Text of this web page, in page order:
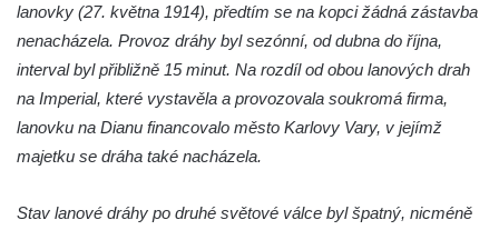
lanovky (27. května 1914), předtím se na kopci žádná zástavba
nenacházela. Provoz dráhy byl sezónní, od dubna do října,
interval byl přibližně 15 minut. Na rozdíl od obou lanových drah
na Imperial, které vystavěla a provozovala soukromá firma,
lanovku na Dianu financovalo město Karlovy Vary, v jejímž
majetku se dráha také nacházela.
Stav lanové dráhy po druhé světové válce byl špatný, nicméně